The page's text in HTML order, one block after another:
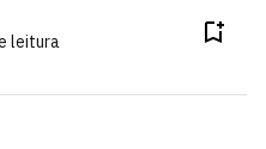
leitura